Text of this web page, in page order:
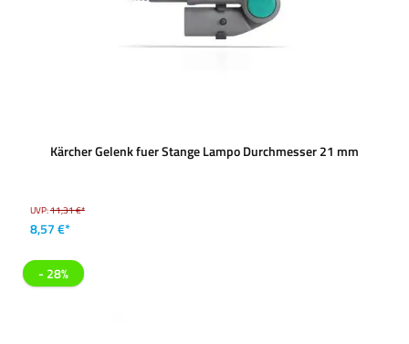
Kärcher Gelenk fuer Stange Lampo Durchmesser 21 mm
UVP:11,31 €*
8,57 €*
- 28%